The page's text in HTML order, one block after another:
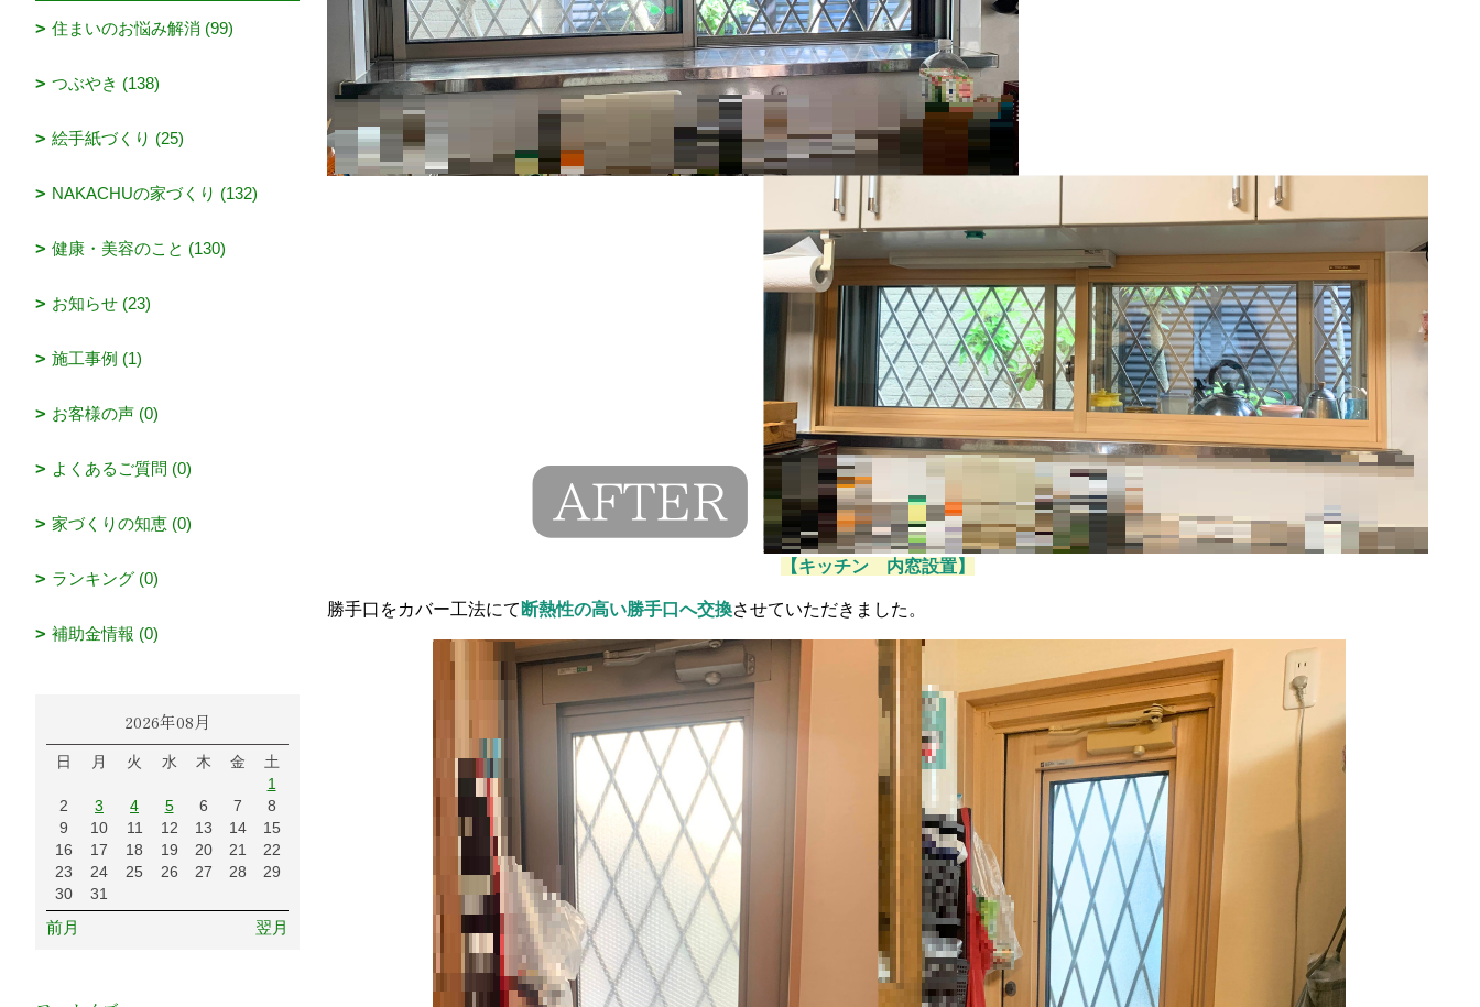
【キッチン 内窓設置】
勝手口をカバー工法にて 断熱性の高い勝手口へ交換させていただきました。
住まいのお悩み解消 (99)
つぶやき (138)
絵手紙づくり (25)
NAKACHUの家づくり (132)
健康・美容のこと (130)
お知らせ (23)
施工事例 (1)
お客様の声 (0)
よくあるご質問 (0)
家づくりの知恵 (0)
ランキング (0)
補助金情報 (0)
2026年08月
日 月 火 水 木 金
土
1
2
3 4 5 6 7
8
9
10 11 12 13 14
15
16
17 18 19 20 21
22
23
24 25 26 27 28
29
30
31
前月 翌月